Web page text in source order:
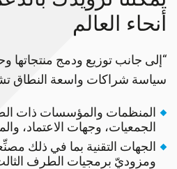
العالم
جانب توزيع ودمج منتجاتها
شراكات واسعة النطاق
المنظمات والمؤسسات ذات الصلة
الجمعيات، وجهات الاعتماد،
الجهات التقنية بما في ذلك
ومزوديّ برمجيات الطرف الثالث.